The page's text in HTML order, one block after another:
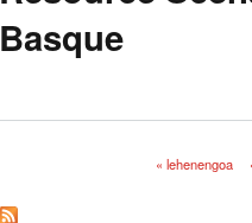
Basque
« lehenengoa